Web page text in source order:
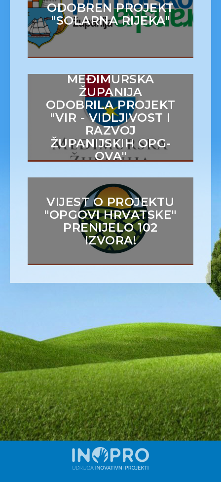
ODOBREN PROJEKT
"SOLARNA RIJEKA"
MEĐIMURSKA
ŽUPANIJA
ODOBRILA PROJEKT
"VIR - VIDLJIVOST I
RAZVOJ
ŽUPANIJSKIH OPG-
OVA"
VIJEST O PROJEKTU
"OPGOVI HRVATSKE"
PRENIJELO 102
IZVORA!